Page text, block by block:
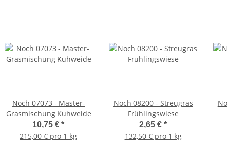
Noch 07073 - Master-
Grasmischung Kuhweide
10,75 €*
215,00 € pro 1 kg
Noch 08200 - Streugras
Frühlingswiese
2,65 €*
132,50 € pro 1 kg